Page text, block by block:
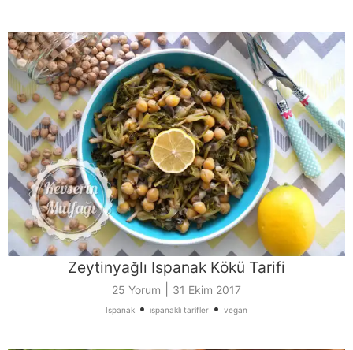
Zeytinyağlı Ispanak Kökü Tarifi
25 Yorum 31 Ekim 2017
Ispanak • ıspanaklı tarifler • vegan